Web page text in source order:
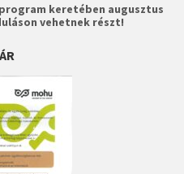
keretében augusztus
vehetnek részt!